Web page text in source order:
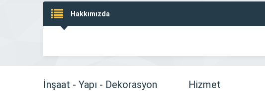
Hakkımızda
İnşaat - Yapı - Dekorasyon Hizmet